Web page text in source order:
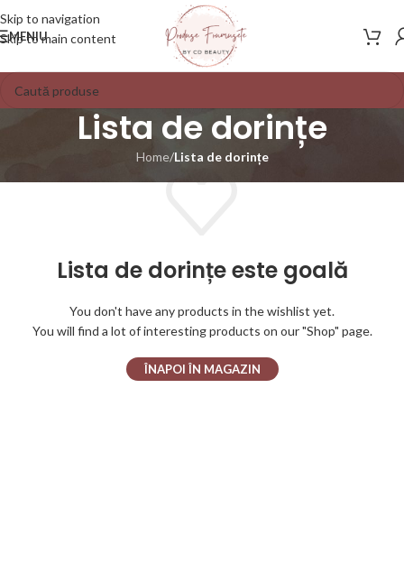
Skip to navigation
Skip to main content
MENIU
Lista de dorințe
Home/Lista de dorințe
Lista de dorințe este goală
You don't have any products in the wishlist yet.
You will find a lot of interesting products on our "Shop" page.
ÎNAPOI ÎN MAGAZIN